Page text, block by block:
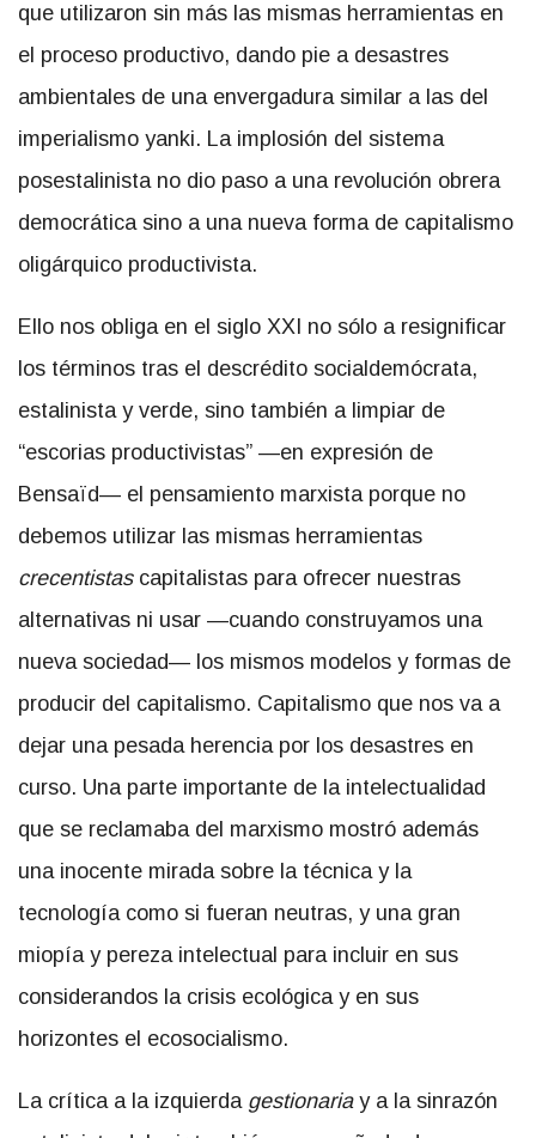
que utilizaron sin más las mismas herramientas en
el proceso productivo, dando pie a desastres
ambientales de una envergadura similar a las del
imperialismo yanki. La implosión del sistema
posestalinista no dio paso a una revolución obrera
democrática sino a una nueva forma de capitalismo
oligárquico productivista.
Ello nos obliga en el siglo XXI no sólo a resignificar
los términos tras el descrédito socialdemócrata,
estalinista y verde, sino también a limpiar de
“escorias productivistas” —en expresión de
Bensaïd— el pensamiento marxista porque no
debemos utilizar las mismas herramientas
crecentistascapitalistas para ofrecer nuestras
alternativas ni usar —cuando construyamos una
nueva sociedad— los mismos modelos y formas de
producir del capitalismo. Capitalismo que nos va a
dejar una pesada herencia por los desastres en
curso. Una parte importante de la intelectualidad
que se reclamaba del marxismo mostró además
una inocente mirada sobre la técnica y la
tecnología como si fueran neutras, y una gran
miopía y pereza intelectual para incluir en sus
considerandos la crisis ecológica y en sus
horizontes el ecosocialismo.
La crítica a la izquierda gestionariay a la sinrazón